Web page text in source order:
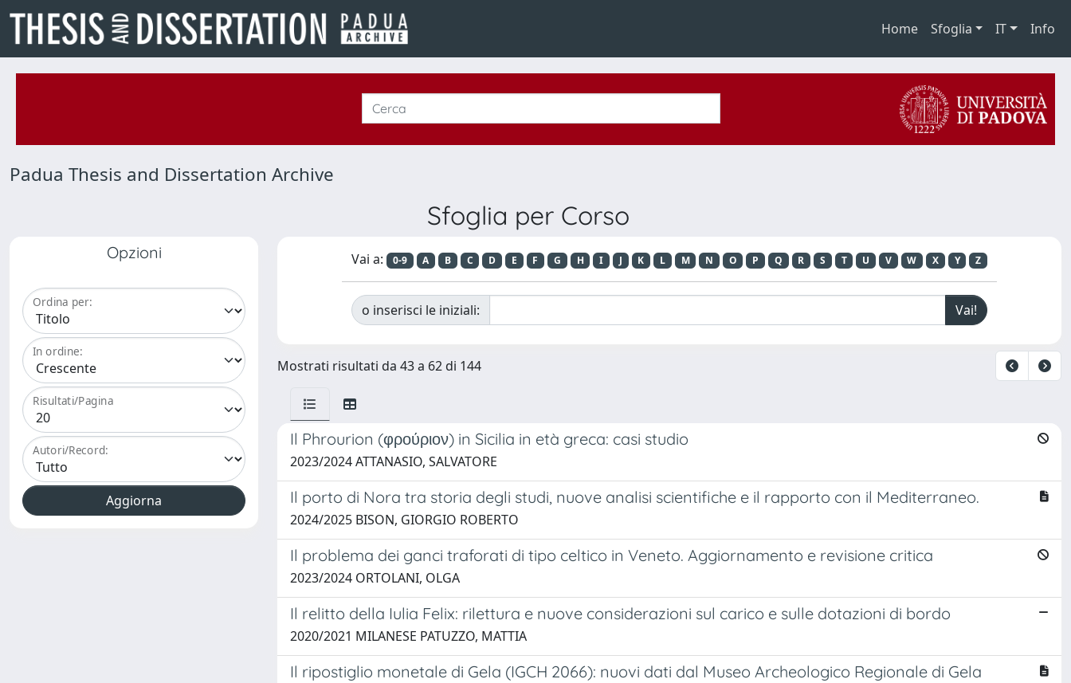
Home Sfoglia IT Info
Padua Thesis and Dissertation Archive
Sfoglia per Corso
Opzioni
Ordina per:
In ordine:
Risultati/Pagina
Autori/Record:
Vai a: 0-9 A B C D E F G H I J K L M N O P Q R S T U V W X Y Z
o inserisci le iniziali:
Mostrati risultati da 43 a 62 di 144
Il Phrourion (φρούριον) in Sicilia in età greca: casi studio
2023/2024 ATTANASIO, SALVATORE
Il porto di Nora tra storia degli studi, nuove analisi scientifiche e il rapporto con il Mediterraneo.
2024/2025 BISON, GIORGIO ROBERTO
Il problema dei ganci traforati di tipo celtico in Veneto. Aggiornamento e revisione critica
2023/2024 ORTOLANI, OLGA
Il relitto della Iulia Felix: rilettura e nuove considerazioni sul carico e sulle dotazioni di bordo
2020/2021 MILANESE PATUZZO, MATTIA
Il ripostiglio monetale di Gela (IGCH 2066): nuovi dati dal Museo Archeologico Regionale di Gela